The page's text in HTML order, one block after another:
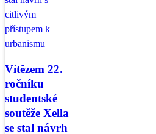
Vítězem 22.
ročníku
studentské
soutěže Xella
se stal návrh